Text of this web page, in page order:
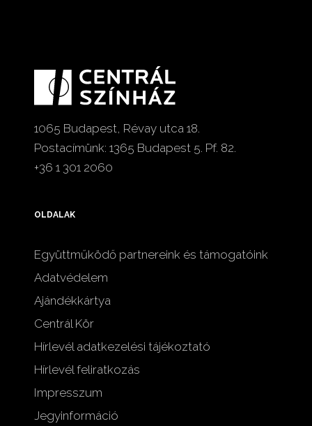
1065 Budapest, Révay utca 18.
Postacímünk: 1365 Budapest 5. Pf. 82.
+36 1 301 2060
OLDALAK
Együttműködő partnereink és támogatóink
Adatvédelem
Ajándékkártya
Centrál Kör
Hírlevél adatkezelési tájékoztató
Hírlevél feliratkozás
Impresszum
Jegyinformáció